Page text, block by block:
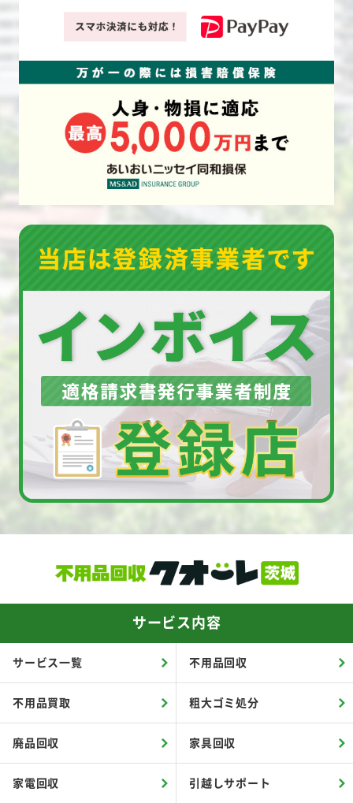
サービス内容
サービス一覧 不用品回収
不用品買取 粗大ゴミ処分
廃品回収 家具回収
家電回収 引越しサポート